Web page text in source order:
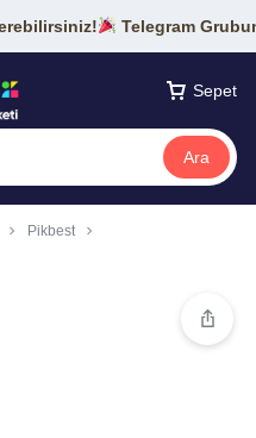
Telegram
Sepet
Ara
Pikbest